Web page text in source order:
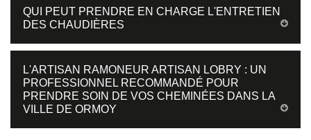
QUI PEUT PRENDRE EN CHARGE L'ENTRETIEN
DES CHAUDIÈRES
L'ARTISAN RAMONEUR ARTISAN LOBRY : UN
PROFESSIONNEL RECOMMANDÉ POUR
PRENDRE SOIN DE VOS CHEMINÉES DANS LA
VILLE DE ORMOY